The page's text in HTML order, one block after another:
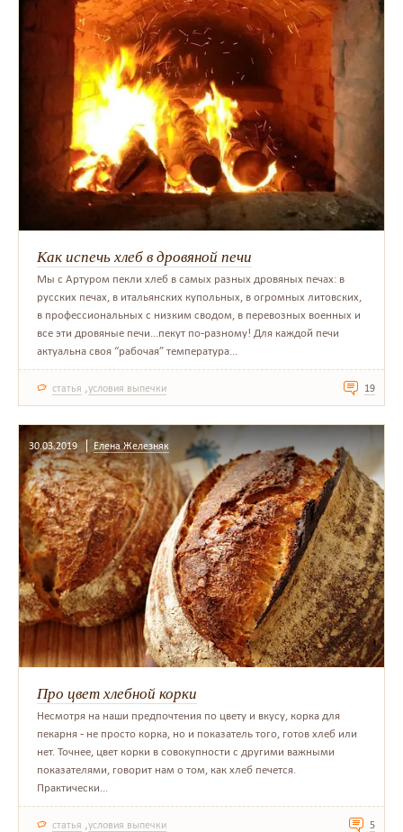
Как испечь хлеб в дровяной печи
Мы с Артуром пекли хлеб в самых разных дровяных печах: в
русских печах, в итальянских купольных, в огромных литовских,
в профессиональных с низким сводом, в перевозных военных и
все эти дровяные печи...пекут по-разному! Для каждой печи
актуальна своя “рабочая” температура...
статья ,условия выпечки 19
30.03.2019 Елена Железняк
Про цвет хлебной корки
Несмотря на наши предпочтения по цвету и вкусу, корка для
пекарня - не просто корка, но и показатель того, готов хлеб или
нет. Точнее, цвет корки в совокупности с другими важными
показателями, говорит нам о том, как хлеб печется.
Практически...
статья ,условия выпечки 5